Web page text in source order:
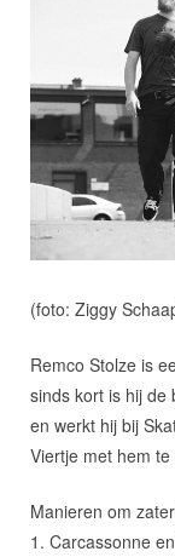
(foto: Ziggy
Remco Stolze is
sinds kort is hij de
en werkt hij bij
Viertje met hem te
Manieren om
1. Carcassonne